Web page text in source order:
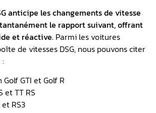
anticipe les changements de vitesse
le rapport suivant, offrant
et réactive. Parmi les voitures
de vitesses DSG, nous pouvons citer
Golf GTI et Golf R
et TT RS
RS3